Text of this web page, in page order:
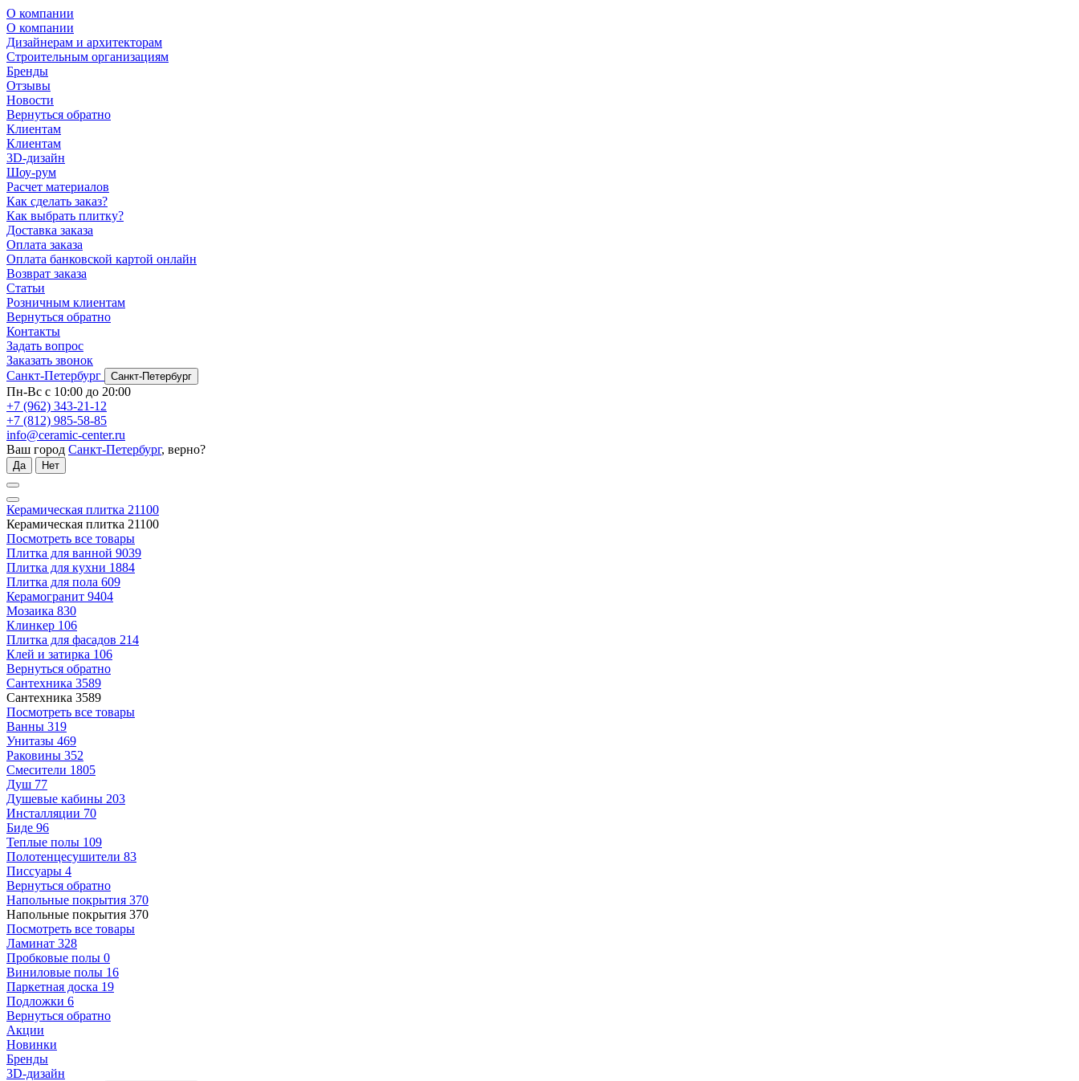
О компании
О компании
Дизайнерам и архитекторам
Строительным организациям
Бренды
Отзывы
Новости
Вернуться обратно
Клиентам
Клиентам
3D-дизайн
Шоу-рум
Расчет материалов
Как сделать заказ?
Как выбрать плитку?
Доставка заказа
Оплата заказа
Оплата банковской картой онлайн
Возврат заказа
Статьи
Розничным клиентам
Вернуться обратно
Контакты
Задать вопрос
Заказать звонок
Санкт-Петербург
Санкт-Петербург
Пн-Вс с 10:00 до 20:00
+7 (962) 343-21-12
+7 (812) 985-58-85
info@ceramic-center.ru
Ваш город Санкт-Петербург, верно?
Да Нет
Керамическая плитка 21100
Керамическая плитка 21100
Посмотреть все товары
Плитка для ванной 9039
Плитка для кухни 1884
Плитка для пола 609
Керамогранит 9404
Мозаика 830
Клинкер 106
Плитка для фасадов 214
Клей и затирка 106
Вернуться обратно
Сантехника 3589
Сантехника 3589
Посмотреть все товары
Ванны 319
Унитазы 469
Раковины 352
Смесители 1805
Душ 77
Душевые кабины 203
Инсталляции 70
Биде 96
Теплые полы 109
Полотенцесушители 83
Писсуары 4
Вернуться обратно
Напольные покрытия 370
Напольные покрытия 370
Посмотреть все товары
Ламинат 328
Пробковые полы 0
Виниловые полы 16
Паркетная доска 19
Подложки 6
Вернуться обратно
Акции
Новинки
Бренды
3D-дизайн